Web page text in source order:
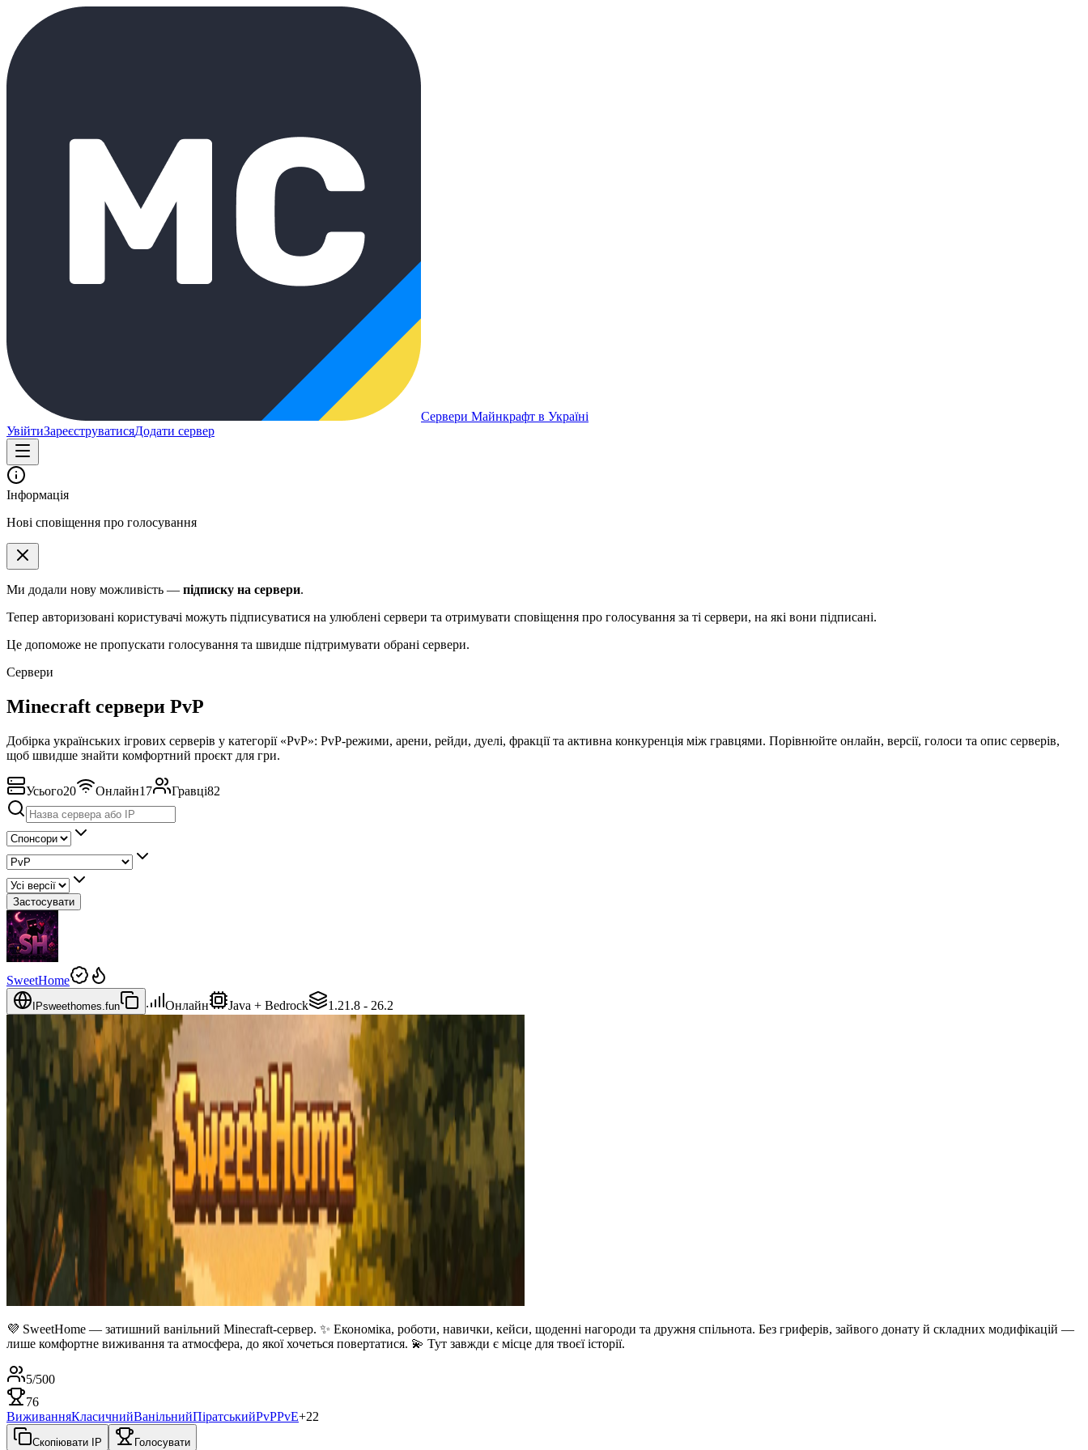
Сервери Майнкрафт в Україні
УвійтиЗареєструватисяДодати сервер
Інформація
Нові сповіщення про голосування
Ми додали нову можливість — підписку на сервери.
Тепер авторизовані користувачі можуть підписуватися на улюблені сервери та отримувати сповіщення про голосування за ті сервери, на які вони підписані.
Це допоможе не пропускати голосування та швидше підтримувати обрані сервери.
Сервери
Minecraft сервери PvP
Добірка українських ігрових серверів у категорії «PvP»: PvP-режими, арени, рейди, дуелі, фракції та активна конкуренція між гравцями. Порівнюйте онлайн, версії, голоси та опис серверів,
щоб швидше знайти комфортний проєкт для гри.
Усього20 Онлайн17 Гравці82
Застосувати
SweetHome
IPsweethomes.fun Онлайн Java + Bedrock 1.21.8 - 26.2
💜 SweetHome — затишний ванільний Minecraft-сервер. ✨ Економіка, роботи, навички, кейси, щоденні нагороди та дружня спільнота. Без гриферів, зайвого донату й складних модифікацій —
лише комфортне виживання та атмосфера, до якої хочеться повертатися. 💫 Тут завжди є місце для твоєї історії.
5/500
76
ВиживанняКласичнийВанільнийПіратськийPvPPvE+22
Скопіювати IP Голосувати